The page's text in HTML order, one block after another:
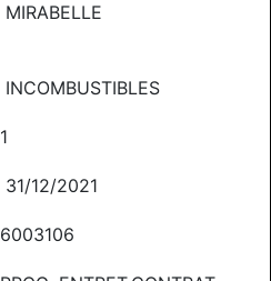
MIRABELLE
INCOMBUSTIBLES
1
31/12/2021
6003106